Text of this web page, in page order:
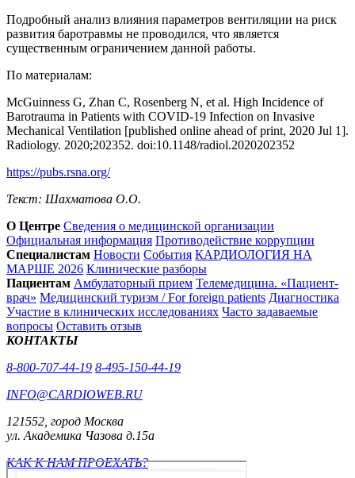
Подробный анализ влияния параметров вентиляции на риск
развития баротравмы не проводился, что является
существенным ограничением данной работы.
По материалам:
McGuinness G, Zhan C, Rosenberg N, et al. High Incidence of
Barotrauma in Patients with COVID-19 Infection on Invasive
Mechanical Ventilation [published online ahead of print, 2020 Jul 1].
Radiology. 2020;202352. doi:10.1148/radiol.2020202352
https://pubs.rsna.org/
Текст: Шахматова О.О.
О Центре Сведения о медицинской организации
Официальная информация Противодействие коррупции
Специалистам Новости События КАРДИОЛОГИЯ НА
МАРШЕ 2026 Клинические разборы
Пациентам Амбулаторный прием Телемедицина. «Пациент-
врач» Медицинский туризм / For foreign patients Диагностика
Участие в клинических исследованиях Часто задаваемые
вопросы Оставить отзыв
КОНТАКТЫ
8-800-707-44-19 8-495-150-44-19
INFO@CARDIOWEB.RU
121552, город Москва
ул. Академика Чазова д.15а
КАК К НАМ ПРОЕХАТЬ?